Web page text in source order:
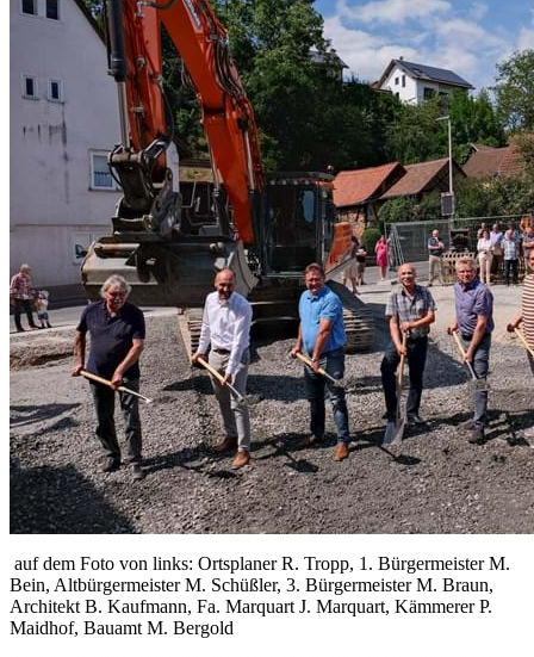
auf dem Foto von links: Ortsplaner R. Tropp, 1. Bürgermeister M.
Bein, Altbürgermeister M. Schüßler, 3. Bürgermeister M. Braun,
Architekt B. Kaufmann, Fa. Marquart J. Marquart, Kämmerer P.
Maidhof, Bauamt M. Bergold